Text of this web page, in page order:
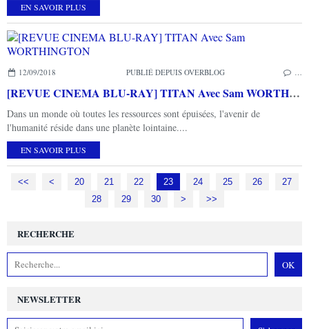
EN SAVOIR PLUS
12/09/2018 PUBLIÉ DEPUIS OVERBLOG
[REVUE CINEMA BLU-RAY] TITAN Avec Sam WORTHINGTON
Dans un monde où toutes les ressources sont épuisées, l'avenir de
l'humanité réside dans une planète lointaine....
EN SAVOIR PLUS
<< < 10
20 21 22 23 24 25 26
27
28
29 30 > >>
NEWSLETTER
RECHERCHE